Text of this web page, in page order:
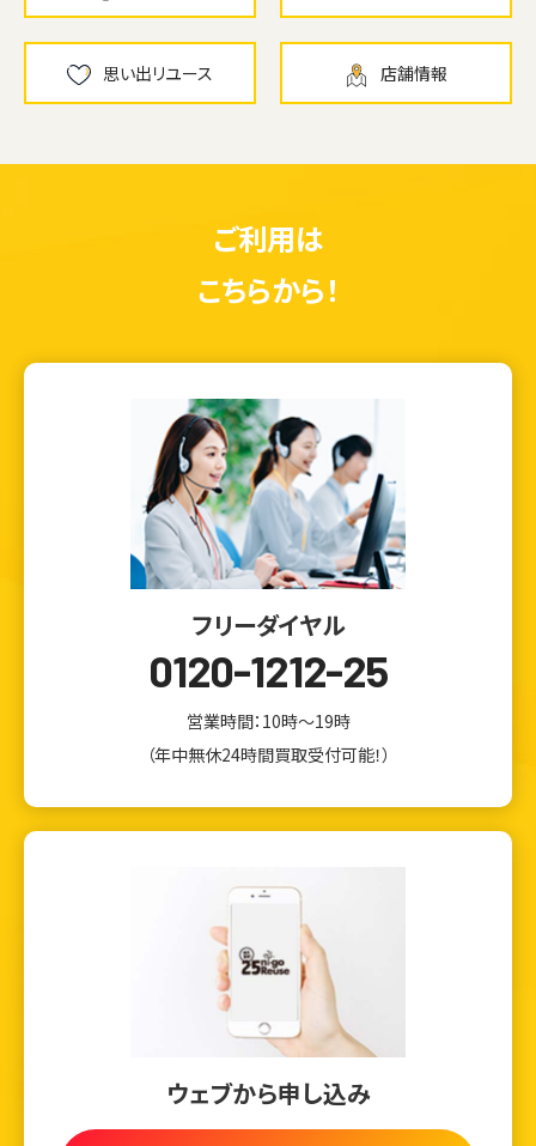
思い出リユース 店舗情報
ご利用は
こちらから！
フリーダイヤル
0120-1212-25
営業時間：10時～19時
（年中無休24時間買取受付可能！）
ウェブから申し込み